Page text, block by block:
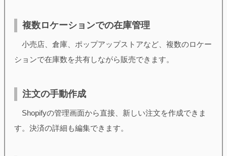
複数ロケーションでの在庫管理
小売店、倉庫、ポップアップストアなど、複数のロケー
ションで在庫数を共有しながら販売できます。
注文の手動作成
Shopifyの管理画面から直接、新しい注文を作成できま
す。決済の詳細も編集できます。